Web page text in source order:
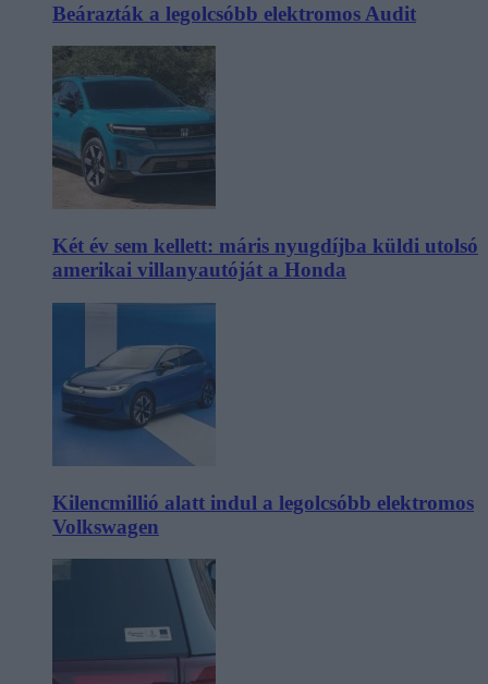
Beárazták a legolcsóbb elektromos Audit
Két év sem kellett: máris nyugdíjba küldi utolsó
amerikai villanyautóját a Honda
Kilencmillió alatt indul a legolcsóbb elektromos
Volkswagen